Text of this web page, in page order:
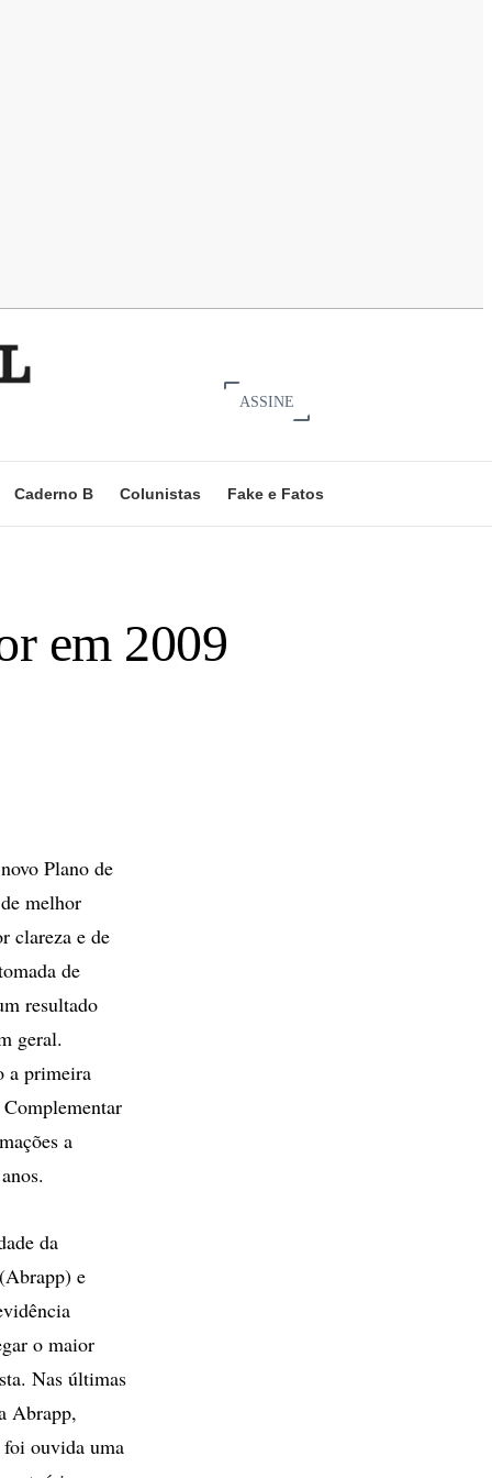
ASSINE
Caderno B Colunistas Fake e Fatos
em 2009
Plano de
melhor
clareza e de
de
resultado
geral.
a primeira
a
da
e
o maior
Nas últimas
Abrapp,
ouvida uma